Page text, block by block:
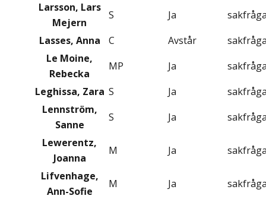
Larsson, Lars
Mejern
S Ja
Lasses, Anna
C Avstår
Le Moine,
Rebecka
MP Ja
Leghissa, Zara S Ja
Lennström,
Sanne
S Ja
Lewerentz,
Joanna
M Ja
Lifvenhage,
Ann-Sofie
M Ja